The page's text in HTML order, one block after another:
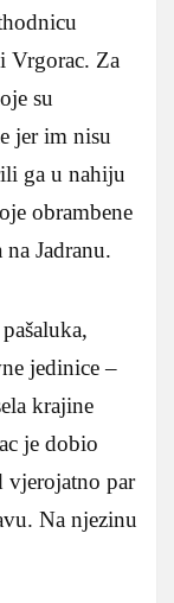
Vrgorac. Za
su
jer im nisu
ga u nahiju
obrambene
Jadranu.
jedinice –
krajine
je dobio
vjerojatno par
Na njezinu